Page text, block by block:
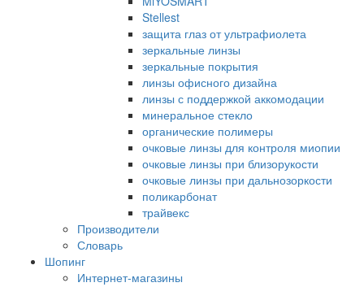
Stellest
защита глаз от ультрафиолета
зеркальные линзы
зеркальные покрытия
линзы офисного дизайна
линзы с поддержкой аккомодации
минеральное стекло
органические полимеры
очковые линзы для контроля миопии
очковые линзы при близорукости
очковые линзы при дальнозоркости
поликарбонат
трайвекс
Производители
Словарь
Шопинг
Интернет-магазины